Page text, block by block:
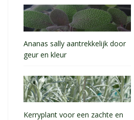
Ananas sally aantrekkelijk door
geur en kleur
Kerryplant voor een zachte en